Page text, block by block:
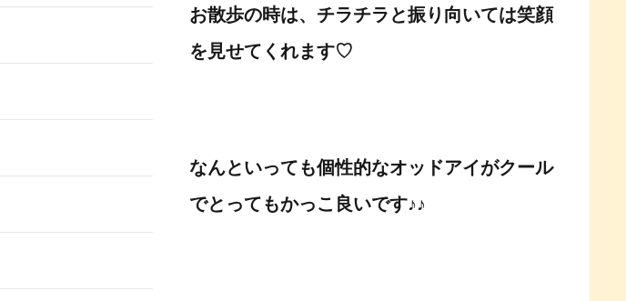
お散歩の時は、チラチラと振り向いては笑顔
を見せてくれます♡
なんといっても個性的なオッドアイがクール
でとってもかっこ良いです♪♪